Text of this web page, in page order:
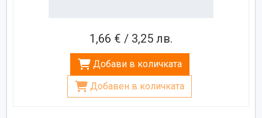
1,66 € / 3,25 лв.
Добави в количката
Добавен в количката